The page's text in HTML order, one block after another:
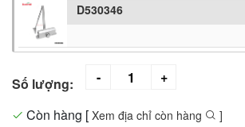
D530346
Số lượng:
Còn hàng [ Xem địa chỉ còn hàng ]